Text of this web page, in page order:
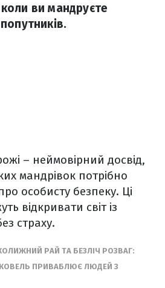
ви мандруєте
– неймовірний досвід,
мандрівок потрібно
особисту безпеку. Ці
відкривати світ із
страху.
РАЙ ТА БЕЗЛІЧ РОЗВАГ:
ПРИВАБЛЮЄ ЛЮДЕЙ З